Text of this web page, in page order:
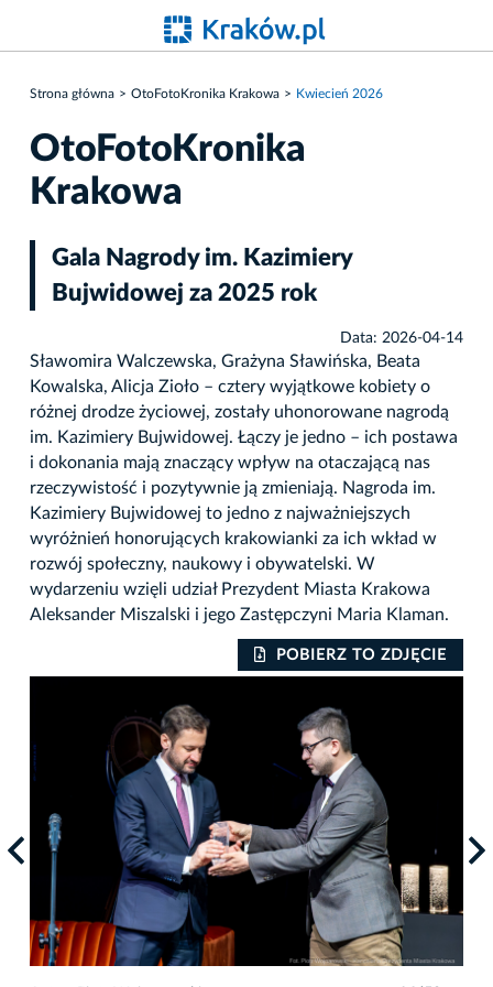
Strona główna OtoFotoKronika Krakowa Kwiecień 2026
OtoFotoKronika
Krakowa
Gala Nagrody im. Kazimiery
Bujwidowej za 2025 rok
Data: 2026-04-14
Sławomira Walczewska, Grażyna Sławińska, Beata
Kowalska, Alicja Zioło – cztery wyjątkowe kobiety o
różnej drodze życiowej, zostały uhonorowane nagrodą
im. Kazimiery Bujwidowej. Łączy je jedno – ich postawa
i dokonania mają znaczący wpływ na otaczającą nas
rzeczywistość i pozytywnie ją zmieniają. Nagroda im.
Kazimiery Bujwidowej to jedno z najważniejszych
wyróżnień honorujących krakowianki za ich wkład w
rozwój społeczny, naukowy i obywatelski. W
wydarzeniu wzięli udział Prezydent Miasta Krakowa
Aleksander Miszalski i jego Zastępczyni Maria Klaman.
POBIERZ TO ZDJĘCIE